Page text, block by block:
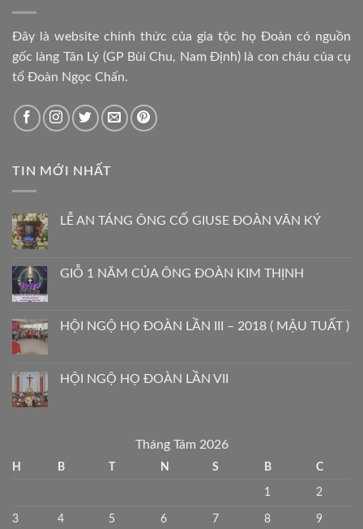
Đây là website chính thức của gia tộc họ Đoàn có nguồn
gốc làng Tân Lý (GP Bùi Chu, Nam Định) là con cháu của cụ
tổ Đoàn Ngọc Chấn.
TIN MỚI NHẤT
LỄ AN TÁNG ÔNG CỐ GIUSE ĐOÀN VĂN KÝ
GIỖ 1 NĂM CỦA ÔNG ĐOÀN KIM THỊNH
HỘI NGỘ HỌ ĐOÀN LẦN III – 2018 ( MẬU TUẤT )
HỘI NGỘ HỌ ĐOÀN LẦN VII
Tháng Tám 2026
H B T N S B C
1 2
3 4 5 6 7 8 9